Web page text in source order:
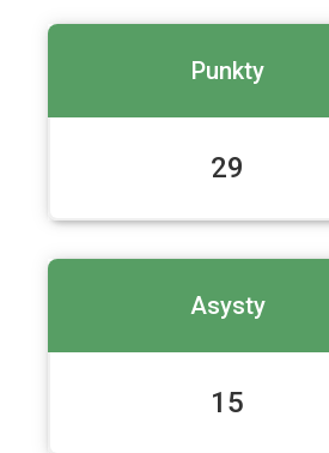
Punkty
29
2 Liga Mężczyzn
vs
TSK Roś Pisz
Asysty
15
2 Liga Mężczyzn
vs
Rysie Sochaczew